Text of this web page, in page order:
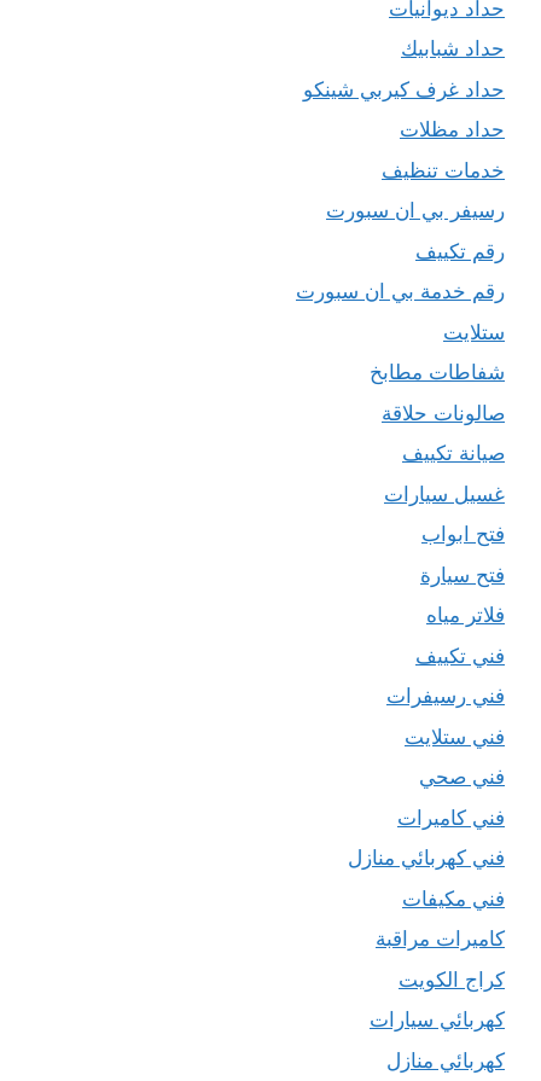
حداد ديوانيات
حداد شبابيك
حداد غرف كيربي شينكو
حداد مظلات
خدمات تنظيف
رسيفر بي ان سبورت
رقم تكييف
رقم خدمة بي ان سبورت
ستلايت
شفاطات مطابخ
صالونات حلاقة
صيانة تكييف
غسيل سيارات
فتح ابواب
فتح سيارة
فلاتر مياه
فني تكييف
فني رسيفرات
فني ستلايت
فني صحي
فني كاميرات
فني كهربائي منازل
فني مكيفات
كاميرات مراقبة
كراج الكويت
كهربائي سيارات
كهربائي منازل